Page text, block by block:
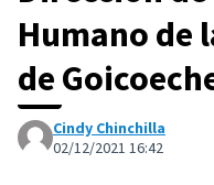
Humano de
de
Cindy Chinchilla
02/12/2021 16:42